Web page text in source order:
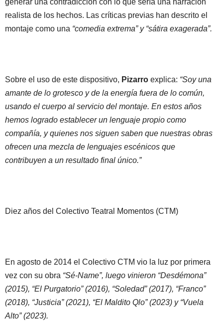
generar una contradicción con lo que sería una narración
realista de los hechos. Las críticas previas han descrito el
montaje como una “comedia extrema” y “sátira exagerada”.
Sobre el uso de este dispositivo, Pizarro explica: “Soy una
amante de lo grotesco y de la energía fuera de lo común,
usando el cuerpo al servicio del montaje. En estos años
hemos logrado establecer un lenguaje propio como
compañía, y quienes nos siguen saben que nuestras obras
ofrecen una mezcla de lenguajes escénicos que
contribuyen a un resultado final único.”
Diez años del Colectivo Teatral Momentos (CTM)
En agosto de 2014 el Colectivo CTM vio la luz por primera
vez con su obra “Sé-Name”, luego vinieron “Desdémona”
(2015), “El Purgatorio” (2016), “Soledad” (2017), “Franco”
(2018), “Justicia” (2021), “El Maldito Qlo” (2023) y “Vuela
Alto” (2023).